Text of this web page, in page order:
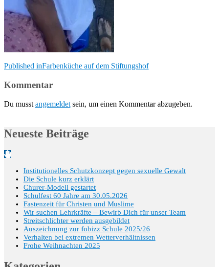
Beitragsnavigation
Published inFarbenküche auf dem Stiftungshof
Kommentar
Du musst angemeldet sein, um einen Kommentar abzugeben.
Neueste Beiträge
Institutionelles Schutzkonzept gegen sexuelle Gewalt
Die Schule kurz erklärt
Churer-Modell gestartet
Schulfest 60 Jahre am 30.05.2026
Fastenzeit für Christen und Muslime
Wir suchen Lehrkräfte – Bewirb Dich für unser Team
Streitschlichter werden ausgebildet
Auszeichnung zur fobizz Schule 2025/26
Verhalten bei extremen Wetterverhältnissen
Frohe Weihnachten 2025